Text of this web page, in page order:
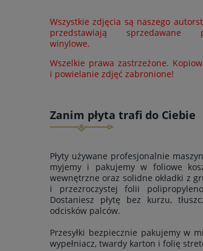
Wszystkie zdjęcia są naszego
przedstawiają sprzedawane
winylowe.
Wszelkie prawa zastrzeżone.
i powielanie zdjęć zabronione!
Zanim płyta trafi do Ciebie
Płyty używane profesjonalnie
myjemy i pakujemy w foliowe
wewnętrzne oraz solidne okładki z
i przezroczystej folii
Dostaniesz płytę bez kurzu,
odcisków palców.
Przesyłki bezpiecznie pakujemy w
wypełniacz, twardy karton i folię